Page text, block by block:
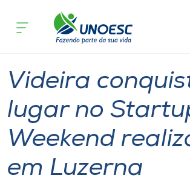
Cursos
Pesquisa
Atendimento ao Estudante
Portal de Ensino
acontece
Videira
lugar no
Weekend
em Luzerna